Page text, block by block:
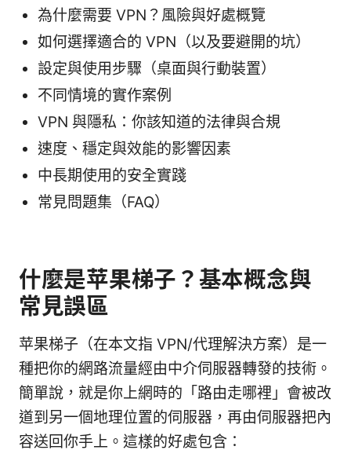
為什麼需要 VPN？風險與好處概覽
如何選擇適合的 VPN（以及要避開的坑）
設定與使用步驟（桌面與行動裝置）
不同情境的實作案例
VPN 與隱私：你該知道的法律與合規
速度、穩定與效能的影響因素
中長期使用的安全實踐
常見問題集（FAQ）
什麼是苹果梯子？基本概念與
常見誤區
苹果梯子（在本文指 VPN/代理解決方案）是一
種把你的網路流量經由中介伺服器轉發的技術。
簡單說，就是你上網時的「路由走哪裡」會被改
道到另一個地理位置的伺服器，再由伺服器把內
容送回你手上。這樣的好處包含：